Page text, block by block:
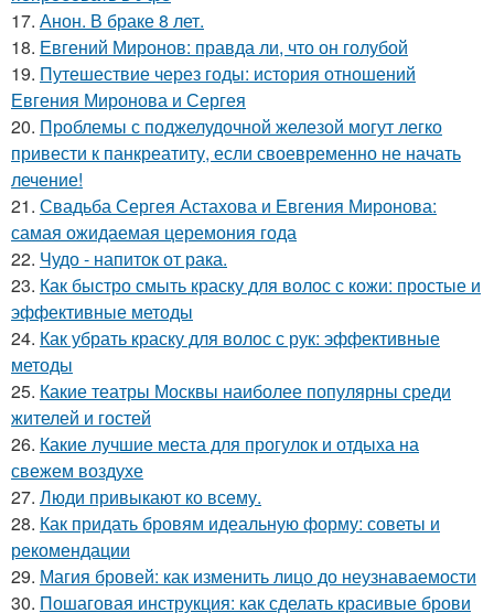
17. Анон. В браке 8 лет.
18. Евгений Миронов: правда ли, что он голубой
19. Путешествие через годы: история отношений
Евгения Миронова и Сергея
20. Проблемы с поджелудочной железой могут легко
привести к панкреатиту, если своевременно не начать
лечение!
21. Свадьба Сергея Астахова и Евгения Миронова:
самая ожидаемая церемония года
22. Чудо - напиток от рака.
23. Как быстро смыть краску для волос с кожи: простые и
эффективные методы
24. Как убрать краску для волос с рук: эффективные
методы
25. Какие театры Москвы наиболее популярны среди
жителей и гостей
26. Какие лучшие места для прогулок и отдыха на
свежем воздухе
27. Люди привыкают ко всему.
28. Как придать бровям идеальную форму: советы и
рекомендации
29. Магия бровей: как изменить лицо до неузнаваемости
30. Пошаговая инструкция: как сделать красивые брови